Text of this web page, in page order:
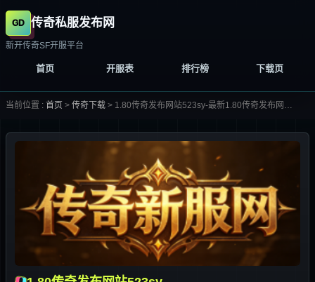
传奇私服发布网
新开传奇SF开服平台
首页 开服表 排行榜 下载页
当前位置 : 首页 > 传奇下载 > 1.80传奇发布网站523sy-最新1.80传奇发布网站523sy合集大全-